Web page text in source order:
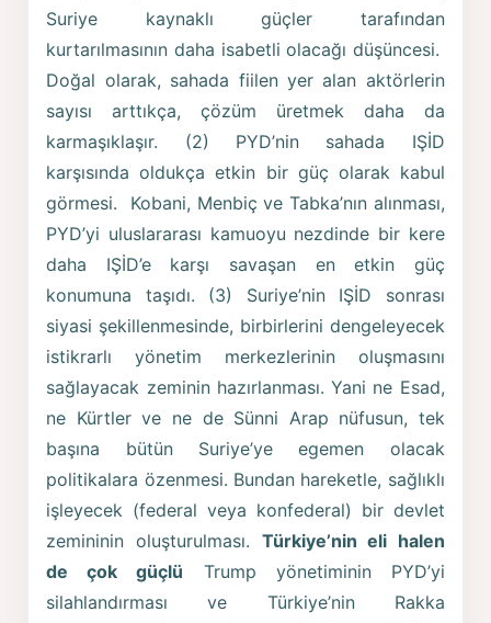
Suriye kaynaklı güçler tarafından
kurtarılmasının daha isabetli olacağı düşüncesi.
Doğal olarak, sahada fiilen yer alan aktörlerin
sayısı arttıkça, çözüm üretmek daha da
karmaşıklaşır. (2) PYD’nin sahada IŞİD
karşısında oldukça etkin bir güç olarak kabul
görmesi. Kobani, Menbiç ve Tabka’nın alınması,
PYD’yi uluslararası kamuoyu nezdinde bir kere
daha IŞİD’e karşı savaşan en etkin güç
konumuna taşıdı. (3) Suriye’nin IŞİD sonrası
siyasi şekillenmesinde, birbirlerini dengeleyecek
istikrarlı yönetim merkezlerinin oluşmasını
sağlayacak zeminin hazırlanması. Yani ne Esad,
ne Kürtler ve ne de Sünni Arap nüfusun, tek
başına bütün Suriye’ye egemen olacak
politikalara özenmesi. Bundan hareketle, sağlıklı
işleyecek (federal veya konfederal) bir devlet
zemininin oluşturulması. Türkiye’nin eli halen
de çok güçlü Trump yönetiminin PYD’yi
silahlandırması ve Türkiye’nin Rakka